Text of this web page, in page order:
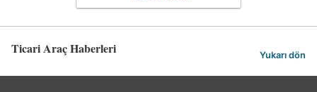
Ticari Araç Haberleri Yukarı dön